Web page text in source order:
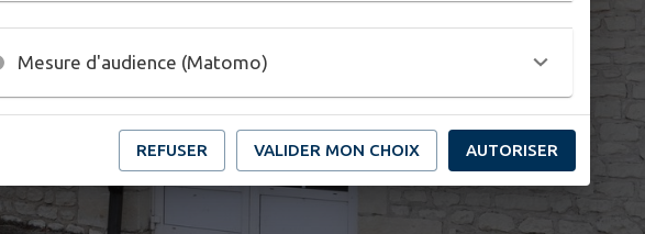
Mesure d'audience (Matomo)
REFUSER VALIDER MON CHOIX AUTORISER